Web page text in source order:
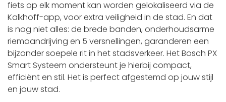
fiets op elk moment kan worden gelokaliseerd via de
Kalkhoff-app, voor extra veiligheid in de stad. En dat
is nog niet alles: de brede banden, onderhoudsarme
riemaandrijving en 5 versnellingen, garanderen een
bijzonder soepele rit in het stadsverkeer. Het Bosch PX
Smart Systeem ondersteunt je hierbij compact,
efficiënt en stil. Het is perfect afgestemd op jouw stijl
en jouw stad.